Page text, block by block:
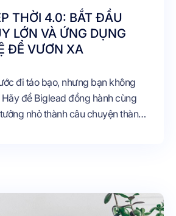
THỜI 4.0: BẮT ĐẦU
LỚN VÀ ỨNG DỤNG
ĐỂ VƯƠN XA
đi táo bạo, nhưng bạn không
để Biglead đồng hành cùng
nhỏ thành câu chuyện thành